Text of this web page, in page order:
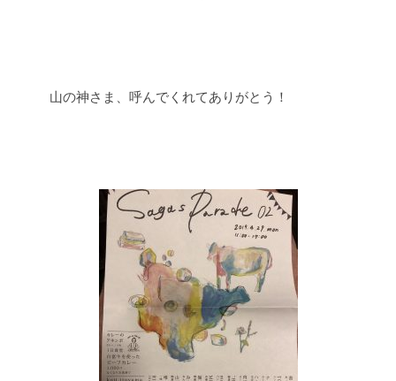
山の神さま、呼んでくれてありがとう！